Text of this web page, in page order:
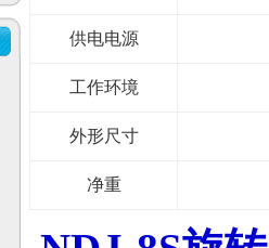
供电电源
工作环境
外形尺寸
净重